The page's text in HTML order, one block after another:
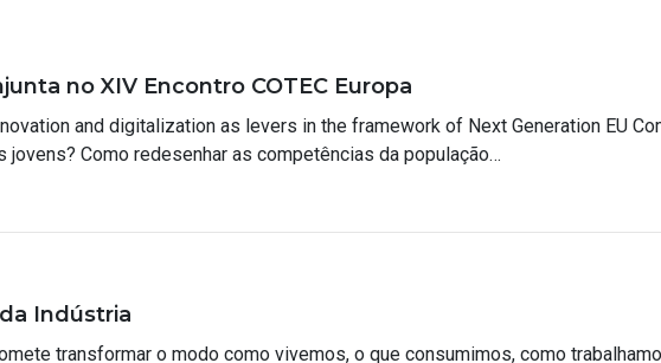
no XIV Encontro COTEC Europa
and digitalization as levers in the framework of Next Generation EU
Como redesenhar as competências da população…
Indústria
transformar o modo como vivemos, o que consumimos, como